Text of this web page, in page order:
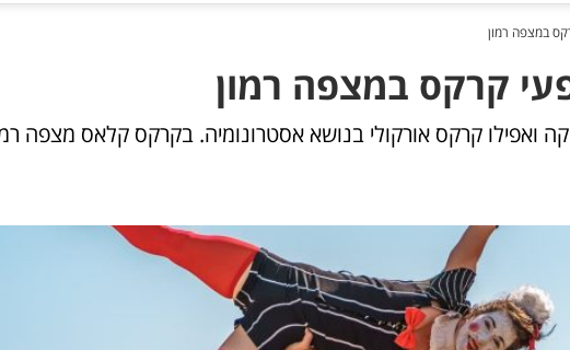
במצפה רמון
קרקס במצפה רמון
ואפילו קרקס אורקולי בנושא אסטרונומיה. בקרקס קלאס מצפה